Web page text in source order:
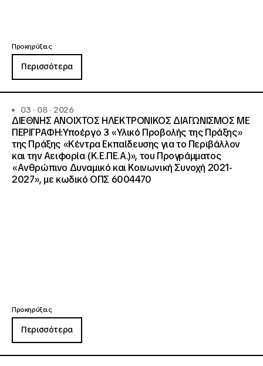
Προκηρύξεις
Περισσότερα
03 · 08 · 2026
ΔΙΕΘΝΗΣ ΑΝΟΙΧΤΟΣ ΗΛΕΚΤΡΟΝΙΚΟΣ ΔΙΑΓΩΝΙΣΜΟΣ ΜΕ
ΠΕΡΙΓΡΑΦΗ:Υποέργο 3 «Υλικό Προβολής της Πράξης»
της Πράξης «Κέντρα Εκπαίδευσης για το Περιβάλλον
και την Αειφορία (Κ.Ε.ΠΕ.Α.)», του Προγράμματος
«Ανθρώπινο Δυναμικό και Κοινωνική Συνοχή 2021-
2027», με κωδικό ΟΠΣ 6004470
Προκηρύξεις
Περισσότερα